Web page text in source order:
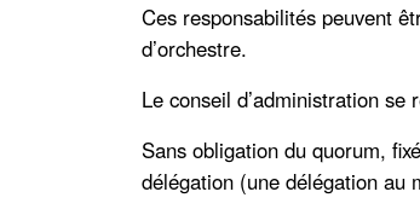
Ces responsabilités peuvent
d’orchestre.
Le conseil d’administration
Sans obligation du quorum,
délégation (une délégation au